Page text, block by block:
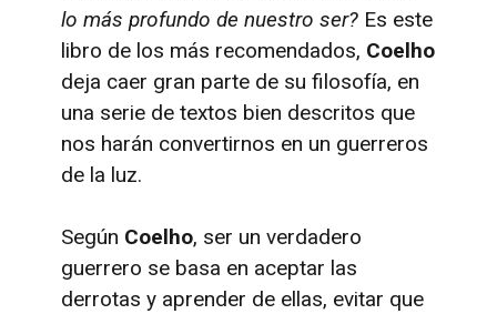
lo más profundo de nuestro ser? Es este
libro de los más recomendados, Coelho
deja caer gran parte de su filosofía, en
una serie de textos bien descritos que
nos harán convertirnos en un guerreros
de la luz.
Según Coelho, ser un verdadero
guerrero se basa en aceptar las
derrotas y aprender de ellas, evitar que